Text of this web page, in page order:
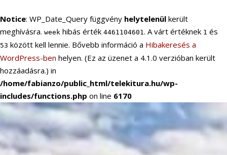
Notice: WP_Date_Query függvény helytelenül került
meghívásra. week hibás érték 4461104601. A várt értéknek 1 és
53 között kell lennie. Bővebb információ a Hibakeresés a
WordPress-ben helyen. (Ez az üzenet a 4.1.0 verzióban került
hozzáadásra.) in
/home/fabianzo/public_html/telekitura.hu/wp-
includes/functions.php on line 6170